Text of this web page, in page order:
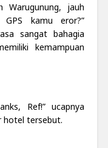
jauh
kamu eror?”
sangat bahagia
kemampuan
Ref!” ucapnya
hotel tersebut.